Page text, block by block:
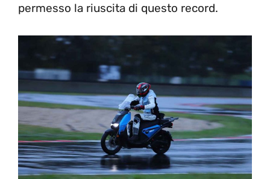
permesso la riuscita di questo record.